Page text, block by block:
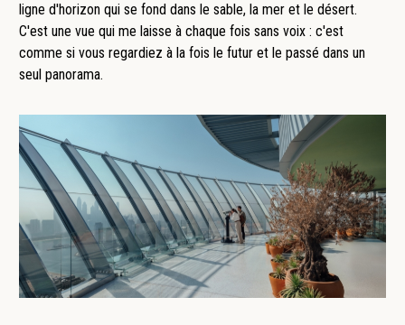
ligne d'horizon qui se fond dans le sable, la mer et le désert.
C'est une vue qui me laisse à chaque fois sans voix : c'est
comme si vous regardiez à la fois le futur et le passé dans un
seul panorama.